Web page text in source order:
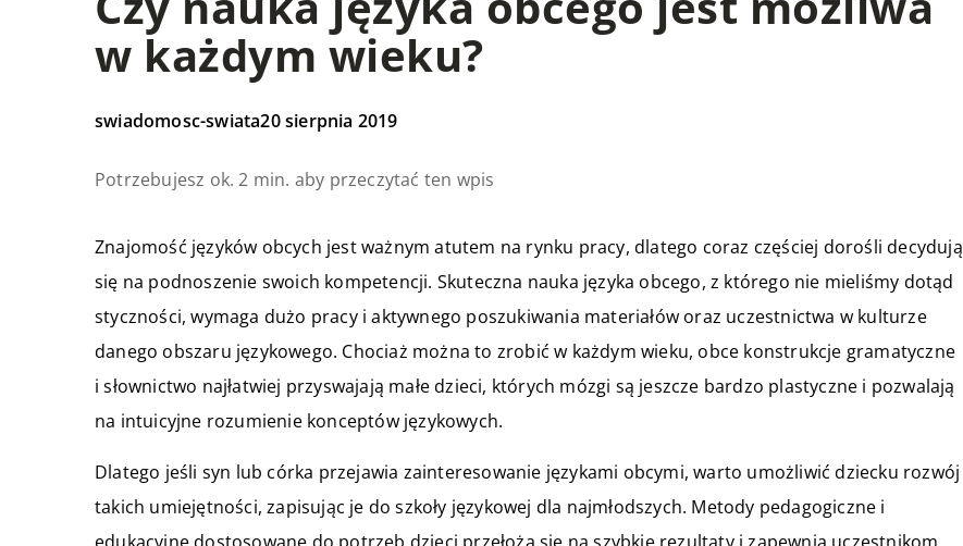
w każdym wieku?
swiadomosc-swiata20 sierpnia 2019
Potrzebujesz ok. 2 min. aby przeczytać ten wpis
Znajomość języków obcych jest ważnym atutem na rynku pracy, dlatego coraz częściej dorośli decydują
się na podnoszenie swoich kompetencji. Skuteczna nauka języka obcego, z którego nie mieliśmy dotąd
styczności, wymaga dużo pracy i aktywnego poszukiwania materiałów oraz uczestnictwa w kulturze
danego obszaru językowego. Chociaż można to zrobić w każdym wieku, obce konstrukcje gramatyczne
i słownictwo najłatwiej przyswajają małe dzieci, których mózgi są jeszcze bardzo plastyczne i pozwalają
na intuicyjne rozumienie konceptów językowych.
Dlatego jeśli syn lub córka przejawia zainteresowanie językami obcymi, warto umożliwić dziecku rozwój
takich umiejętności, zapisując je do szkoły językowej dla najmłodszych. Metody pedagogiczne i